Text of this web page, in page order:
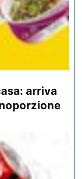
arriva